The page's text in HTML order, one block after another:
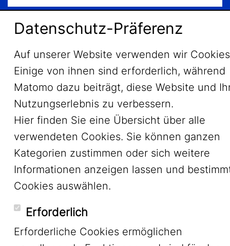
Datenschutz
Datenschutz-Präferenz
Auf unserer Website verwenden wir
Einige von ihnen sind erforderlich, während
Matomo dazu beiträgt, diese Website und
Nutzungserlebnis zu verbessern.
Hier finden Sie eine Übersicht über alle
verwendeten Cookies. Sie können ganzen
Kategorien zustimmen oder sich weitere
Informationen anzeigen lassen und
Cookies auswählen.
Erforderlich
Erforderliche Cookies ermöglichen